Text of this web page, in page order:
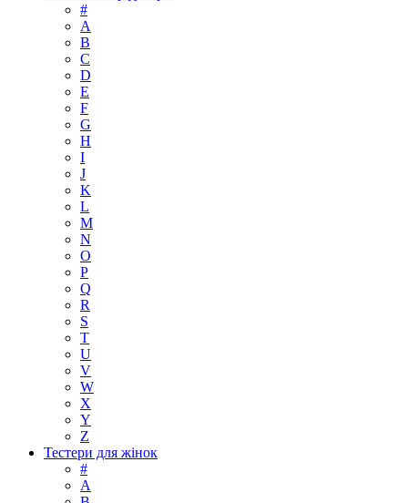
#
A
B
C
D
E
F
G
H
I
J
K
L
M
N
O
P
Q
R
S
T
U
V
W
X
Y
Z
Тестери для жінок
#
A